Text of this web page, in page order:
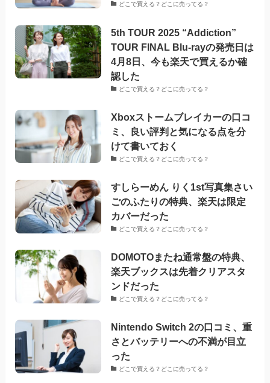
どこで買える？どこに売ってる？
5th TOUR 2025 “Addiction”
TOUR FINAL Blu-rayの発売日は
4月8日、今も楽天で買えるか確
認した
どこで買える？どこに売ってる？
Xboxストームブレイカーの口コ
ミ、良い評判と気になる点を分
けて書いておく
どこで買える？どこに売ってる？
すしらーめん りく1st写真集さい
ごのふたりの特典、楽天は限定
カバーだった
どこで買える？どこに売ってる？
DOMOTOまたね通常盤の特典、
楽天ブックスは先着クリアスタ
ンドだった
どこで買える？どこに売ってる？
Nintendo Switch 2の口コミ、重
さとバッテリーへの不満が目立
った
どこで買える？どこに売ってる？